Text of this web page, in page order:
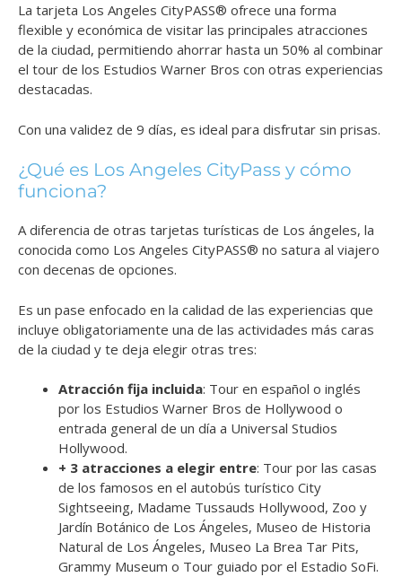
La tarjeta Los Angeles CityPASS® ofrece una forma
flexible y económica de visitar las principales atracciones
de la ciudad, permitiendo ahorrar hasta un 50% al combinar
el tour de los Estudios Warner Bros con otras experiencias
destacadas.
Con una validez de 9 días, es ideal para disfrutar sin prisas.
¿Qué es Los Angeles CityPass y cómo
funciona?
A diferencia de otras tarjetas turísticas de Los ángeles, la
conocida como Los Angeles CityPASS® no satura al viajero
con decenas de opciones.
Es un pase enfocado en la calidad de las experiencias que
incluye obligatoriamente una de las actividades más caras
de la ciudad y te deja elegir otras tres:
Atracción fija incluida: Tour en español o inglés
por los Estudios Warner Bros de Hollywood o
entrada general de un día a Universal Studios
Hollywood.
+ 3 atracciones a elegir entre: Tour por las casas
de los famosos en el autobús turístico City
Sightseeing, Madame Tussauds Hollywood, Zoo y
Jardín Botánico de Los Ángeles, Museo de Historia
Natural de Los Ángeles, Museo La Brea Tar Pits,
Grammy Museum o Tour guiado por el Estadio SoFi.